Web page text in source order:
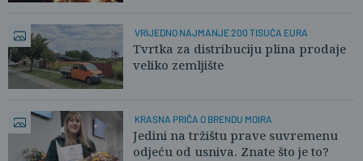
VRIJEDNO NAJMANJE 200 TISUĆA EURA
Tvrtka za distribuciju plina prodaje
veliko zemljište
KRASNA PRIČA O BRENDU MOIRA
Jedini na tržištu prave suvremenu
odjeću od usniva. Znate što je to?